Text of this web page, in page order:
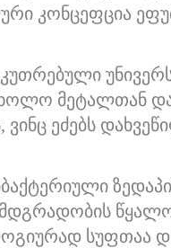
კონცეფცია
მეტალთან და
ვინც ეძებს
მდგრადობის
სუფთაა